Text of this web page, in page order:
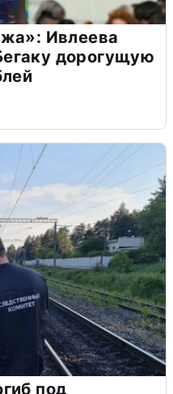
Ивлеева
дорогущую
под